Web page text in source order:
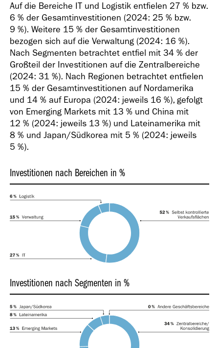
Auf die Bereiche IT und Logistik entfielen 27 % bzw.
6 % der Gesamtinvestitionen (2024: 25 % bzw.
9 %). Weitere 15 % der Gesamtinvestitionen
bezogen sich auf die Verwaltung (2024: 16 %).
Nach Segmenten betrachtet entfiel mit 34 % der
Großteil der Investitionen auf die Zentralbereiche
(2024: 31 %). Nach Regionen betrachtet entfielen
15 % der Gesamtinvestitionen auf Nordamerika
und 14 % auf Europa (2024: jeweils 16 %), gefolgt
von Emerging Markets mit 13 % und China mit
12 % (2024: jeweils 13 %) und Lateinamerika mit
8 % und Japan/Südkorea mit 5 % (2024: jeweils
5 %).
Investitionen nach Bereichen in %
Investitionen nach Segmenten in %